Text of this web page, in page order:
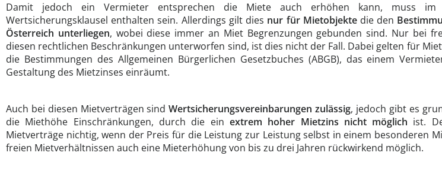
Damit jedoch ein Vermieter entsprechen die Miete auch erhöhen kann, muss im
Wertsicherungsklausel enthalten sein. Allerdings gilt dies nur für Mietobjekte die den
Österreich unterliegen, wobei diese immer an Miet Begrenzungen gebunden sind. Nur bei
diesen rechtlichen Beschränkungen unterworfen sind, ist dies nicht der Fall. Dabei gelten für
die Bestimmungen des Allgemeinen Bürgerlichen Gesetzbuches (ABGB), das einem
Gestaltung des Mietzinses einräumt.
Auch bei diesen Mietverträgen sindWertsicherungsvereinbarungen zulässig, jedoch gibt es
die Miethöhe Einschränkungen, durch die ein extrem hoher Mietzins nicht möglich ist.
Mietverträge nichtig, wenn der Preis für die Leistung zur Leistung selbst in einem besonderen
freien Mietverhältnissen auch eine Mieterhöhung von bis zu drei Jahren rückwirkend möglich.